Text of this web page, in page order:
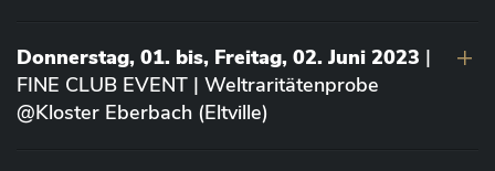
Donnerstag, 01. bis, Freitag, 02. Juni 2023 |
FINE CLUB EVENT | Weltraritätenprobe
@Kloster Eberbach (Eltville)